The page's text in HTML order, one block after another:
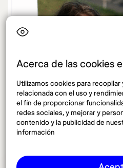
Acerca de las cookies
Utilizamos cookies para recopilar
relacionada con el uso y
el fin de proporcionar
redes sociales, y mejorar y
contenido y la publicidad de
información